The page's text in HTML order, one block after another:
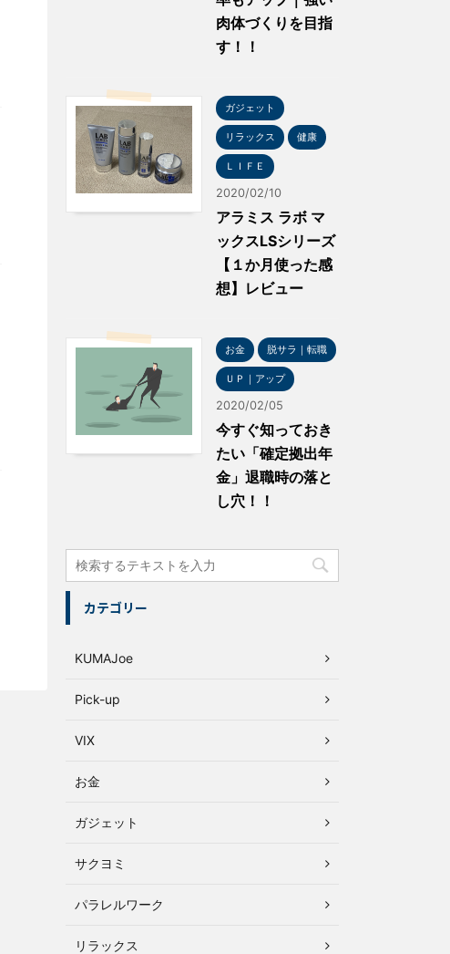
肉体づくりを目指
す！！
ガジェット
リラックス 健康
ＬＩＦＥ
2020/02/10
アラミス ラボ マ
ックスLSシリーズ
【１か月使った感
想】レビュー
お金 脱サラ｜転職
ＵＰ｜アップ
2020/02/05
今すぐ知っておき
たい「確定拠出年
金」退職時の落と
し穴！！
カテゴリー
KUMAJoe
Pick-up
VIX
お金
ガジェット
サクヨミ
パラレルワーク
リラックス